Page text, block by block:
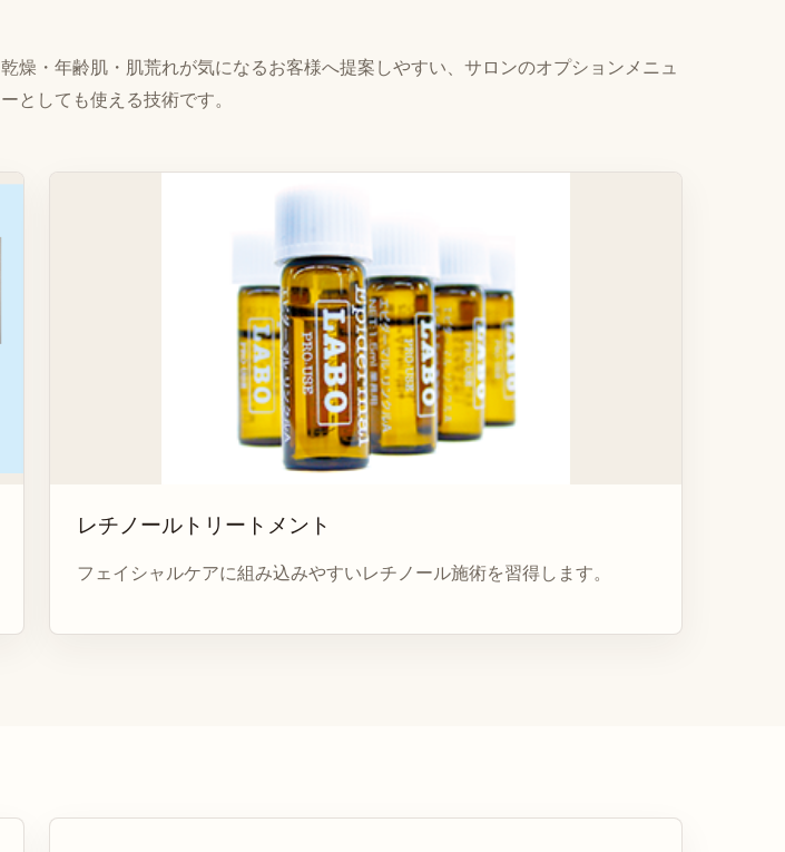
乾燥・年齢肌・肌荒れが気になるお客様へ提案しやすい、サロンのオプションメニュ
ーとしても使える技術です。
レチノールトリートメント
フェイシャルケアに組み込みやすいレチノール施術を習得します。